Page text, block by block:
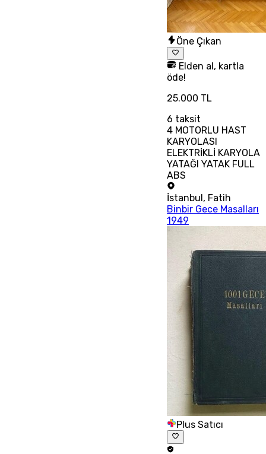
Öne Çıkan
Elden al, kartla
öde!
25.000 TL
6 taksit
4 MOTORLU HAST
KARYOLASI
ELEKTRİKLİ KARYOLA
YATAĞI YATAK FULL
ABS
İstanbul , Fatih
Binbir Gece Masalları
1949
Plus Satıcı